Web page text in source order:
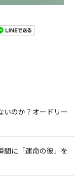
いのか？オードリー
間に「運命の彼」を